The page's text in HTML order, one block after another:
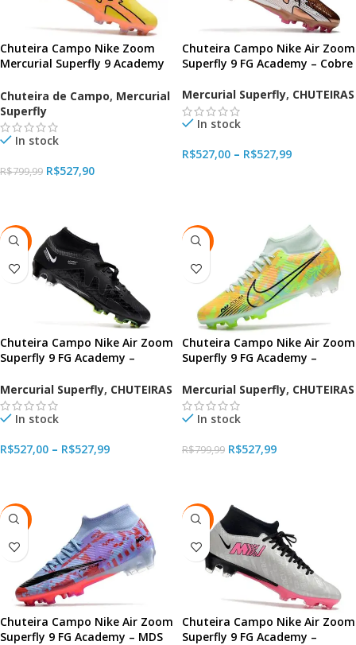
Chuteira Campo Nike Zoom
Mercurial Superfly 9 Academy
Chuteira de Campo, Mercurial
Superfly
In stock
R$799,99 R$527,90
Chuteira Campo Nike Air Zoom
Superfly 9 FG Academy – Cobre
Mercurial Superfly, CHUTEIRAS
In stock
R$527,00 – R$527,99
-34%
Chuteira Campo Nike Air Zoom
Superfly 9 FG Academy –
Mercurial Superfly, CHUTEIRAS
In stock
R$527,00 – R$527,99
-34%
Chuteira Campo Nike Air Zoom
Superfly 9 FG Academy –
Mercurial Superfly, CHUTEIRAS
In stock
R$799,99 R$527,99
-34%
Chuteira Campo Nike Air Zoom
Superfly 9 FG Academy – MDS
-34%
Chuteira Campo Nike Air Zoom
Superfly 9 FG Academy –